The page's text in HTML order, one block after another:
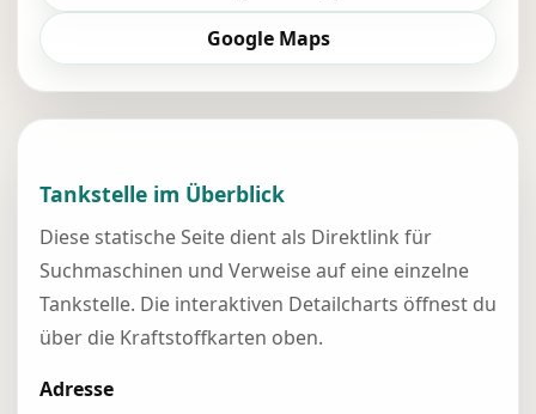
Google Maps
Tankstelle im Überblick
Diese statische Seite dient als Direktlink für
Suchmaschinen und Verweise auf eine einzelne
Tankstelle. Die interaktiven Detailcharts öffnest du
über die Kraftstoffkarten oben.
Adresse